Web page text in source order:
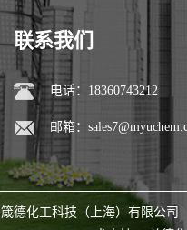
联系我们
电话：18360743212
邮箱：
箴德化工科技（上海）有限公司